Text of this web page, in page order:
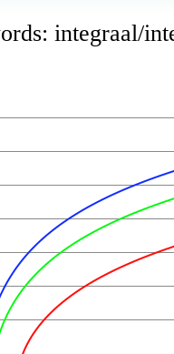
integraal/